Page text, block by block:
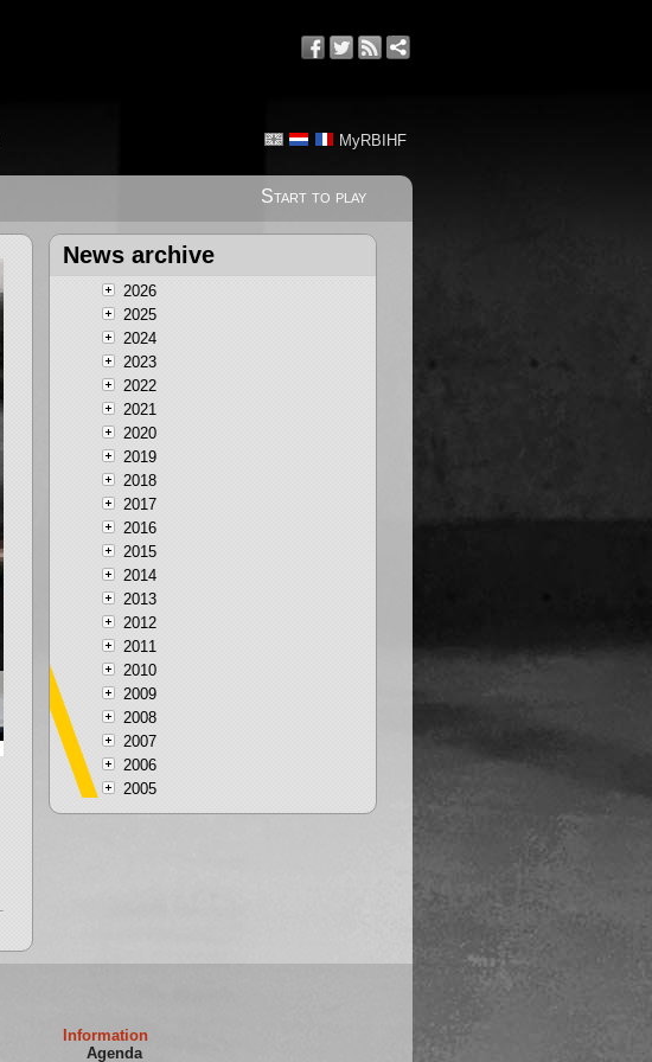
MyRBIHF
Start to play
News archive
2026
2025
2024
2023
2022
2021
2020
2019
2018
2017
2016
2015
2014
2013
2012
2011
2010
2009
2008
2007
2006
2005
Information
Agenda